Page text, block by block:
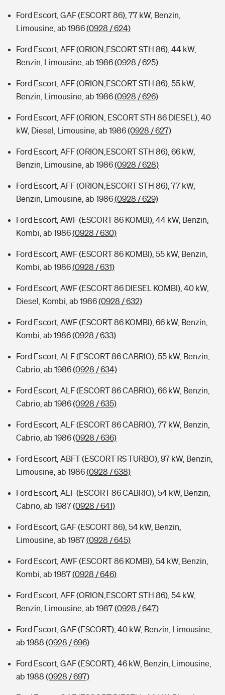
Ford Escort, GAF (ESCORT 86), 77 kW, Benzin,
Limousine, ab 1986(0928 / 624)
Ford Escort, AFF (ORION,ESCORT STH 86), 44 kW,
Benzin, Limousine, ab 1986(0928 / 625)
Ford Escort, AFF (ORION,ESCORT STH 86), 55 kW,
Benzin, Limousine, ab 1986(0928 / 626)
Ford Escort, AFF (ORION, ESCORT STH 86 DIESEL), 40
kW, Diesel, Limousine, ab 1986(0928 / 627)
Ford Escort, AFF (ORION,ESCORT STH 86), 66 kW,
Benzin, Limousine, ab 1986(0928 / 628)
Ford Escort, AFF (ORION,ESCORT STH 86), 77 kW,
Benzin, Limousine, ab 1986(0928 / 629)
Ford Escort, AWF (ESCORT 86 KOMBI), 44 kW, Benzin,
Kombi, ab 1986(0928 / 630)
Ford Escort, AWF (ESCORT 86 KOMBI), 55 kW, Benzin,
Kombi, ab 1986(0928 / 631)
Ford Escort, AWF (ESCORT 86 DIESEL KOMBI), 40 kW,
Diesel, Kombi, ab 1986(0928 / 632)
Ford Escort, AWF (ESCORT 86 KOMBI), 66 kW, Benzin,
Kombi, ab 1986(0928 / 633)
Ford Escort, ALF (ESCORT 86 CABRIO), 55 kW, Benzin,
Cabrio, ab 1986(0928 / 634)
Ford Escort, ALF (ESCORT 86 CABRIO), 66 kW, Benzin,
Cabrio, ab 1986(0928 / 635)
Ford Escort, ALF (ESCORT 86 CABRIO), 77 kW, Benzin,
Cabrio, ab 1986(0928 / 636)
Ford Escort, ABFT (ESCORT RS TURBO), 97 kW, Benzin,
Limousine, ab 1986(0928 / 638)
Ford Escort, ALF (ESCORT 86 CABRIO), 54 kW, Benzin,
Cabrio, ab 1987(0928 / 641)
Ford Escort, GAF (ESCORT 86), 54 kW, Benzin,
Limousine, ab 1987(0928 / 645)
Ford Escort, AWF (ESCORT 86 KOMBI), 54 kW, Benzin,
Kombi, ab 1987(0928 / 646)
Ford Escort, AFF (ORION,ESCORT STH 86), 54 kW,
Benzin, Limousine, ab 1987(0928 / 647)
Ford Escort, GAF (ESCORT), 40 kW, Benzin, Limousine,
ab 1988 (0928 / 696)
Ford Escort, GAF (ESCORT), 46 kW, Benzin, Limousine,
ab 1988 (0928 / 697)